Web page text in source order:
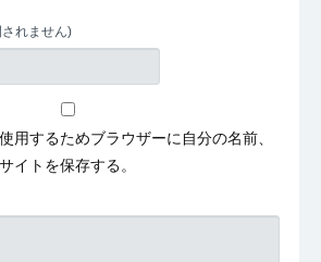
れません)
用するためブラウザーに自分の名前、
イトを保存する。